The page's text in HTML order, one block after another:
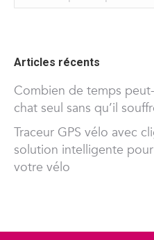
Articles récents
Combien de temps
chat seul sans qu’il
Traceur GPS vélo avec
solution intelligente
votre vélo